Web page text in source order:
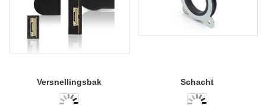
Versnellingsbak Schacht